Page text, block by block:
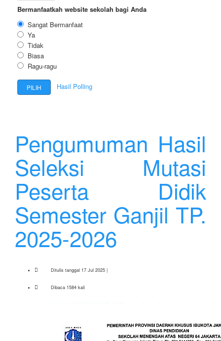
Bermanfaatkah website sekolah bagi Anda
Sangat Bermanfaat
Ya
Tidak
Biasa
Ragu-ragu
Hasil Polling
Pengumuman Hasil
Seleksi Mutasi
Peserta Didik
Semester Ganjil TP.
2025-2026
Ditulis tanggal 17 Jul 2025 |
Dibaca 1584 kali